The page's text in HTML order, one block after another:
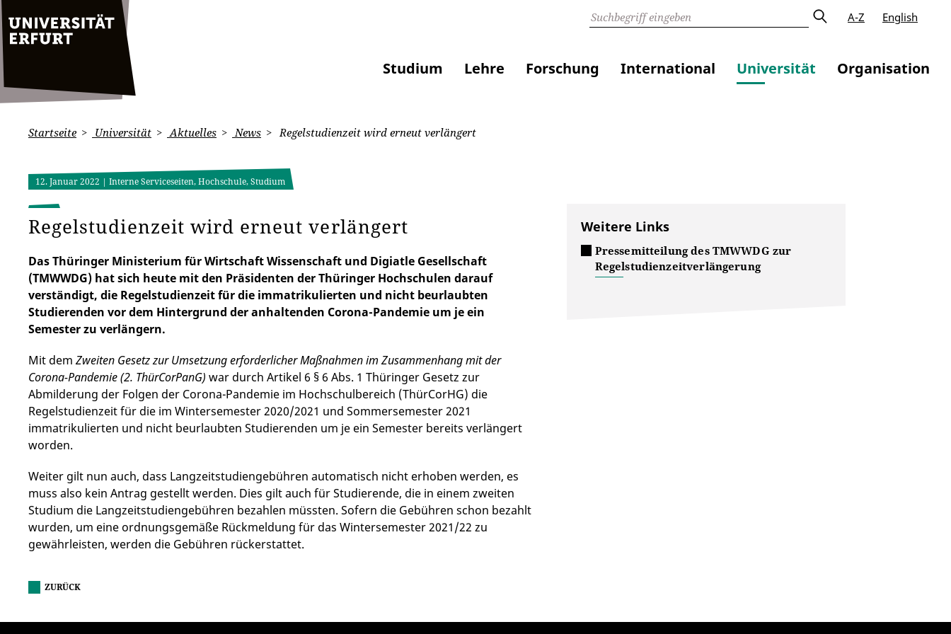
A-Z English
Studium Lehre Forschung International Universität Organisation
Startseite Universität Aktuelles News Regelstudienzeit wird erneut verlängert
12. Januar 2022 | Interne Serviceseiten, Hochschule, Studium
Regelstudienzeit wird erneut verlängert
Das Thüringer Ministerium für Wirtschaft Wissenschaft und Digiatle Gesellschaft
(TMWWDG) hat sich heute mit den Präsidenten der Thüringer Hochschulen darauf
verständigt, die Regelstudienzeit für die immatrikulierten und nicht beurlaubten
Studierenden vor dem Hintergrund der anhaltenden Corona-Pandemie um je ein
Semester zu verlängern.
Mit dem Zweiten Gesetz zur Umsetzung erforderlicher Maßnahmen im Zusammenhang mit der
Corona-Pandemie (2. ThürCorPanG) war durch Artikel 6 § 6 Abs. 1 Thüringer Gesetz zur
Abmilderung der Folgen der Corona-Pandemie im Hochschulbereich (ThürCorHG) die
Regelstudienzeit für die im Wintersemester 2020/2021 und Sommersemester 2021
immatrikulierten und nicht beurlaubten Studierenden um je ein Semester bereits verlängert
worden.
Weiter gilt nun auch, dass Langzeitstudiengebühren automatisch nicht erhoben werden, es
muss also kein Antrag gestellt werden. Dies gilt auch für Studierende, die in einem zweiten
Studium die Langzeitstudiengebühren bezahlen müssten. Sofern die Gebühren schon bezahlt
wurden, um eine ordnungsgemäße Rückmeldung für das Wintersemester 2021/22 zu
gewährleisten, werden die Gebühren rückerstattet.
Weitere Links
Pressemitteilung des TMWWDG zur
Regelstudienzeitverlängerung
ZURÜCK